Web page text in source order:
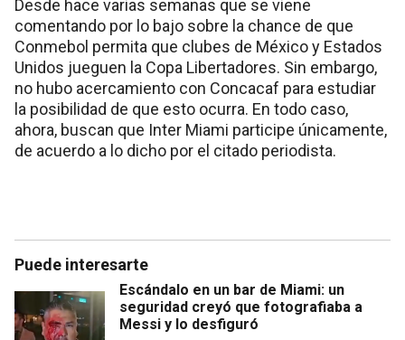
Desde hace varias semanas que se viene
comentando por lo bajo sobre la chance de que
Conmebol permita que clubes de México y Estados
Unidos jueguen la Copa Libertadores. Sin embargo,
no hubo acercamiento con Concacaf para estudiar
la posibilidad de que esto ocurra. En todo caso,
ahora, buscan que Inter Miami participe únicamente,
de acuerdo a lo dicho por el citado periodista.
Puede interesarte
Escándalo en un bar de Miami: un
seguridad creyó que fotografiaba a
Messi y lo desfiguró